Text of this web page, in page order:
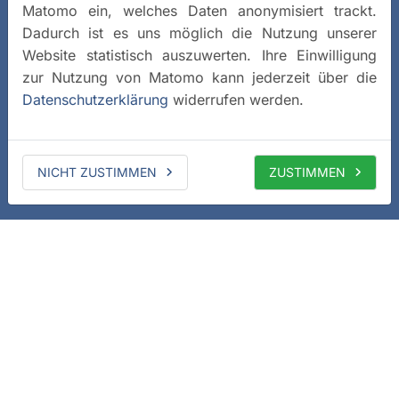
Matomo ein, welches Daten anonymisiert trackt.
Dadurch ist es uns möglich die Nutzung unserer
Website statistisch auszuwerten. Ihre Einwilligung
zur Nutzung von Matomo kann jederzeit über die
Datenschutzerklärung widerrufen werden.
NICHT ZUSTIMMEN ZUSTIMMEN